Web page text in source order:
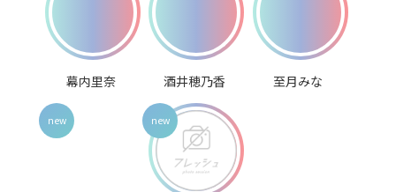
幕内里奈 酒井穂乃香 至月みな